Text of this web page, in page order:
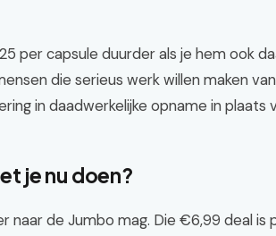
per capsule duurder als je hem ook
die serieus werk willen maken
in daadwerkelijke opname in plaats
je nu doen?
naar de Jumbo mag. Die €6,99 deal is